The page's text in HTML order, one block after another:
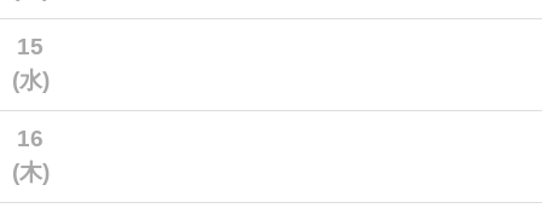
15
(水)
16
(木)